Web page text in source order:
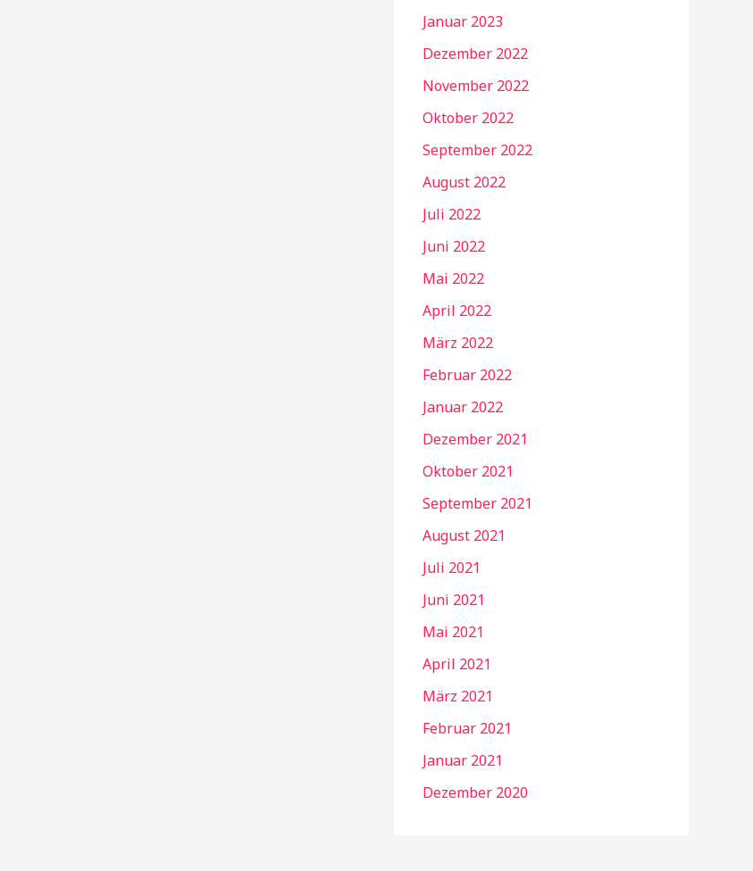
Januar 2023
Dezember 2022
November 2022
Oktober 2022
September 2022
August 2022
Juli 2022
Juni 2022
Mai 2022
April 2022
März 2022
Februar 2022
Januar 2022
Dezember 2021
Oktober 2021
September 2021
August 2021
Juli 2021
Juni 2021
Mai 2021
April 2021
März 2021
Februar 2021
Januar 2021
Dezember 2020